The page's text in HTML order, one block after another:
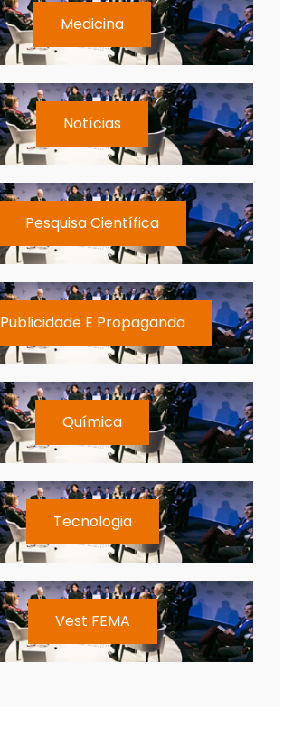
Medicina
Notícias
Pesquisa Científica
Publicidade E Propaganda
Química
Tecnologia
Vest FEMA